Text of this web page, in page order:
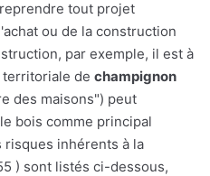
tout projet
ou de la construction
par exemple, il est à
de champignon
des maisons") peut
bois comme principal
risques inhérents à la
) sont listés ci-dessous,